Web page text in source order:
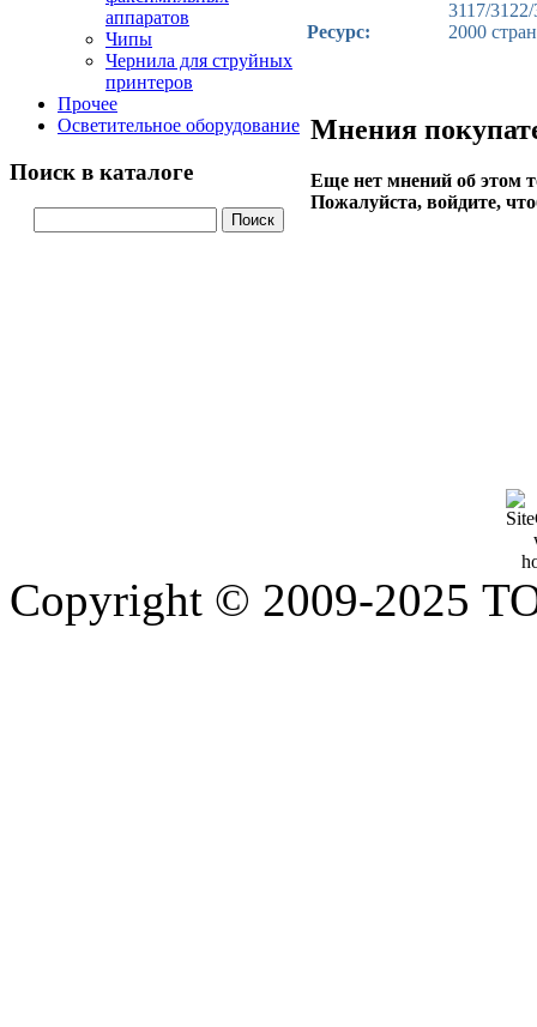
аппаратов
Чипы
Чернила для струйных
принтеров
Прочее
Осветительное оборудование
Поиск в каталоге
3117/
Ресурс:
2000
Мнения
Еще нет мнений об этом
Пожалуйста, войдите,
Copyright © 2009-2025